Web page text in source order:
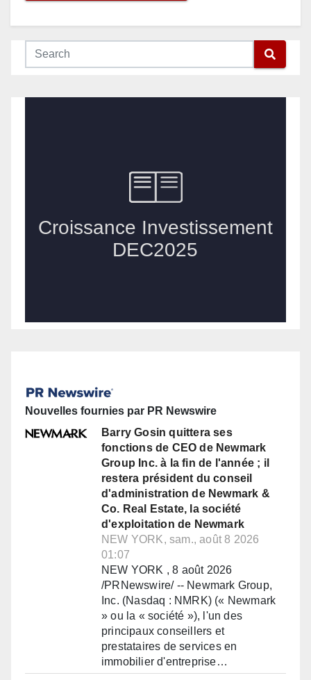
Nouvelles fournies par PR Newswire
Barry Gosin quittera ses
fonctions de CEO de Newmark
Group Inc. à la fin de l'année ; il
restera président du conseil
d'administration de Newmark &
Co. Real Estate, la société
d'exploitation de Newmark
NEW YORK, sam., août 8 2026
01:07
NEW YORK , 8 août 2026
/PRNewswire/ -- Newmark Group,
Inc. (Nasdaq : NMRK) (« Newmark
» ou la « société »), l'un des
principaux conseillers et
prestataires de services en
immobilier d'entreprise…